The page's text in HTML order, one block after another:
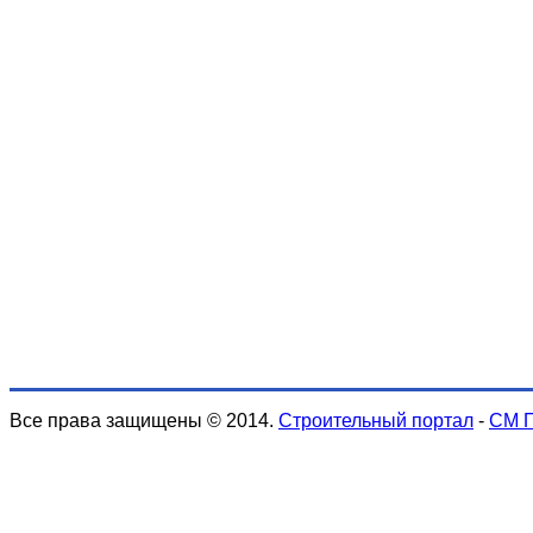
Все права защищены © 2014. Строительный портал - СМ